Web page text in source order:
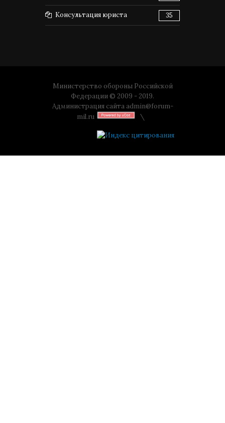
Консультация юриста 35
Министерство обороны Российской
Федерации © 2009 - 2019.
Администрация сайта admin@forum-
mil.ru